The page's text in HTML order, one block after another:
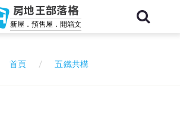
房地王部落格
新屋．預售屋．開箱文
首頁 五鐵共構